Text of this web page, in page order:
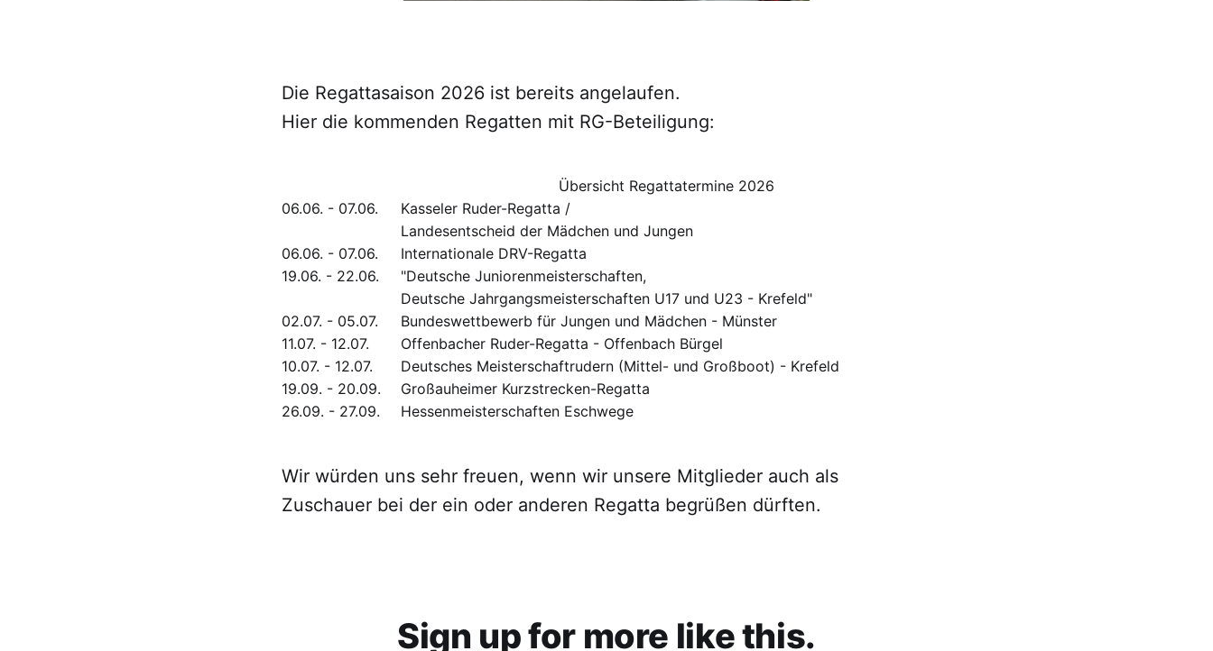
Die Regattasaison 2026 ist bereits angelaufen.
Hier die kommenden Regatten mit RG-Beteiligung:
Übersicht Regattatermine 2026
06.06. - 07.06.
Kasseler Ruder-Regatta /
Landesentscheid der Mädchen und Jungen
06.06. - 07.06.
Internationale DRV-Regatta
19.06. - 22.06.
"Deutsche Juniorenmeisterschaften,
Deutsche Jahrgangsmeisterschaften U17 und U23 - Krefeld"
02.07. - 05.07.
Bundeswettbewerb für Jungen und Mädchen - Münster
11.07. - 12.07.
Offenbacher Ruder-Regatta - Offenbach Bürgel
10.07. - 12.07.
Deutsches Meisterschaftrudern (Mittel- und Großboot) - Krefeld
19.09. - 20.09.
Großauheimer Kurzstrecken-Regatta
26.09. - 27.09.
Hessenmeisterschaften Eschwege
Wir würden uns sehr freuen, wenn wir unsere Mitglieder auch als
Zuschauer bei der ein oder anderen Regatta begrüßen dürften.
Sign up for more like this.